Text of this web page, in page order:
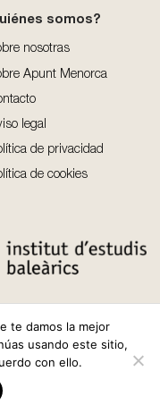
somos?
nosotras
Apunt Menorca
legal
de privacidad
de cookies
Menorca
te damos la mejor
usando este sitio,
con ello.